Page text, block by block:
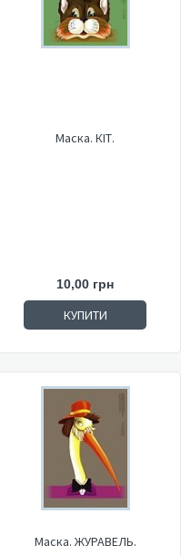
Маска. КІТ.
10,00 грн
КУПИТИ
Маска. ЖУРАВЕЛЬ.